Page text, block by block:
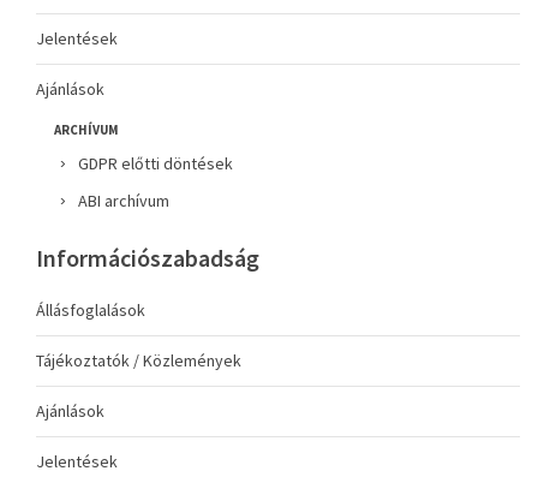
Jelentések
Ajánlások
ARCHÍVUM
GDPR előtti döntések
ABI archívum
Információszabadság
Állásfoglalások
Tájékoztatók / Közlemények
Ajánlások
Jelentések